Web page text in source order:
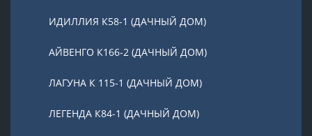
ИДИЛЛИЯ К58-1 (ДАЧНЫЙ ДОМ)
АЙВЕНГО К166-2 (ДАЧНЫЙ ДОМ)
ЛАГУНА К 115-1 (ДАЧНЫЙ ДОМ)
ЛЕГЕНДА К84-1 (ДАЧНЫЙ ДОМ)